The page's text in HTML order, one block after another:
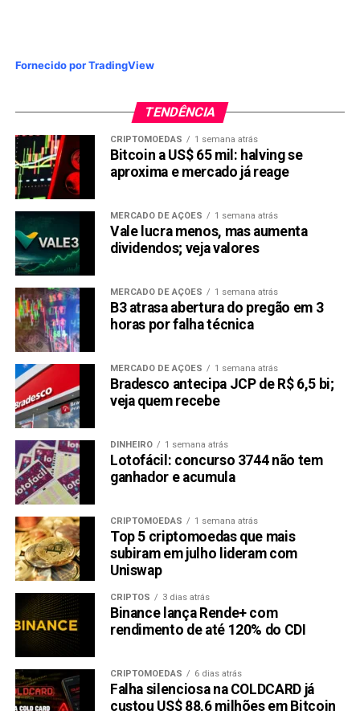
Fornecido por TradingView
TENDÊNCIA
CRIPTOMOEDAS 1 semana atrás
Bitcoin a US$ 65 mil: halving se
aproxima e mercado já reage
MERCADO DE AÇÕES 1 semana atrás
Vale lucra menos, mas aumenta
dividendos; veja valores
MERCADO DE AÇÕES 1 semana atrás
B3 atrasa abertura do pregão em 3
horas por falha técnica
MERCADO DE AÇÕES 1 semana atrás
Bradesco antecipa JCP de R$ 6,5 bi;
veja quem recebe
DINHEIRO 1 semana atrás
Lotofácil: concurso 3744 não tem
ganhador e acumula
CRIPTOMOEDAS 1 semana atrás
Top 5 criptomoedas que mais
subiram em julho lideram com
Uniswap
CRIPTOS 3 dias atrás
Binance lança Rende+ com
rendimento de até 120% do CDI
CRIPTOMOEDAS 6 dias atrás
Falha silenciosa na COLDCARD já
custou US$ 88,6 milhões em Bitcoin